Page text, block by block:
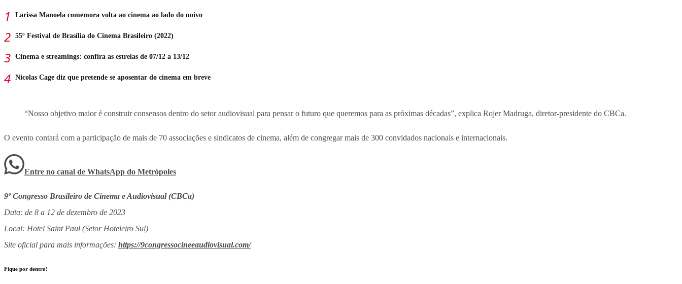
Larissa Manoela comemora volta ao cinema ao lado do noivo
55º Festival de Brasília do Cinema Brasileiro (2022)
Cinema e streamings: confira as estreias de 07/12 a 13/12
Nicolas Cage diz que pretende se aposentar do cinema em breve
“Nosso objetivo maior é construir consensos dentro do setor audiovisual para pensar o futuro que queremos para as próximas décadas”, explica Rojer Madruga, diretor-presidente do CBCa.
O evento contará com a participação de mais de 70 associações e sindicatos de cinema, além de congregar mais de 300 convidados nacionais e internacionais.
Entre no canal de WhatsApp do Metrópoles
9º Congresso Brasileiro de Cinema e Audiovisual (CBCa)
Data: de 8 a 12 de dezembro de 2023
Local: Hotel Saint Paul (Setor Hoteleiro Sul)
Site oficial para mais informações: https://9congressocineeaudiovisual.com/
Fique por dentro!